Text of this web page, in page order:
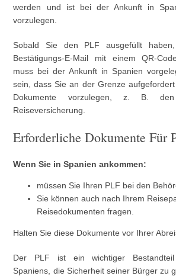
werden und ist bei der Ankunft in
vorzulegen.
Sobald Sie den PLF ausgefüllt
Bestätigungs-E-Mail mit einem QR-
muss bei der Ankunft in Spanien
sein, dass Sie an der Grenze
Dokumente vorzulegen, z. B.
Reiseversicherung.
Erforderliche Dokumente Für
Wenn Sie in Spanien ankommen:
müssen Sie Ihren PLF bei den
Sie können auch nach Ihrem
Reisedokumenten fragen.
Halten Sie diese Dokumente vor Ihrer
Der PLF ist ein wichtiger
Spaniens, die Sicherheit seiner Bürger zu